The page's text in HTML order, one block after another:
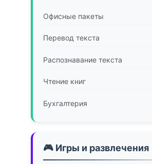
Офисные пакеты
Перевод текста
Распознавание текста
Чтение книг
Бухгалтерия
🎮 Игры и развлечения